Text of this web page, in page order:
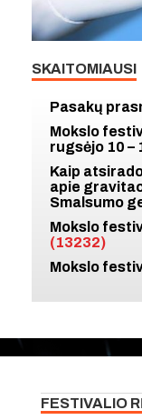
SKAITOMIAUSI
Pasakų
Mokslo
rugsėjo 10 –
Kaip
apie
Smalsumo
Mokslo
(13232)
Mokslo
FESTIVALIO